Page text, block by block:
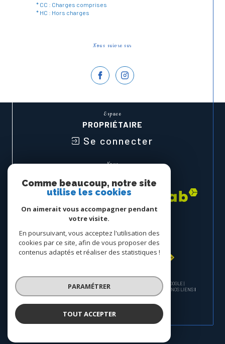
* CC : Charges comprises
* HC : Hors charges
Nous suivre sur
Espace
PROPRIÉTAIRE
Se connecter
Nous
© 2026 | TOUS DROITS RÉSERVÉS | TRADUCTION POWERED BY GOOGLE |
PLAN DU SITE MENTIONS LÉGALES ADMIN
NOS LIENS
POLITIQUE RGPD
COOKIES
Comme beaucoup, notre site
utilise les cookies
On aimerait vous accompagner pendant
votre visite.
En poursuivant, vous acceptez l'utilisation des
cookies par ce site, afin de vous proposer des
contenus adaptés et réaliser des statistiques !
PARAMÉTRER
TOUT ACCEPTER